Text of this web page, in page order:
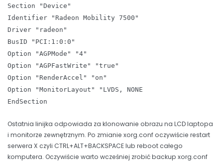
Section "Device"
Identifier "Radeon Mobility 7500"
Driver "radeon"
BusID "PCI:1:0:0"
Option "AGPMode" "4"
Option "AGPFastWrite" "true"
Option "RenderAccel" "on"
Option "MonitorLayout" "LVDS, NONE
EndSection
Ostatnia linijka odpowiada za klonowanie obrazu na LCD laptopa
i monitorze zewnętrznym. Po zmianie xorg.conf oczywiście restart
serwera X czyli CTRL+ALT+BACKSPACE lub reboot całego
komputera. Oczywiście warto wcześniej zrobić backup xorg.conf